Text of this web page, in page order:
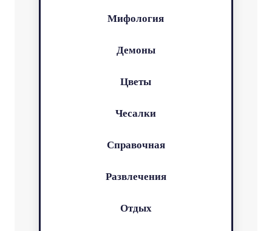
Мифология
Демоны
Цветы
Чесалки
Справочная
Развлечения
Отдых